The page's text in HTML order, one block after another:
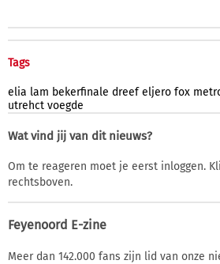
Tags
elia lam bekerfinale dreef eljero fox
utrehct voegde
Wat vind jij van dit nieuws?
Om te reageren moet je eerst inloggen.
rechtsboven.
Feyenoord E-zine
Meer dan 142.000 fans zijn lid van onze